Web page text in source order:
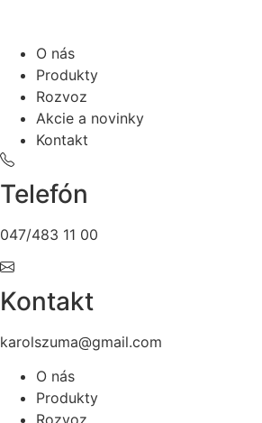
O nás
Produkty
Rozvoz
Akcie a novinky
Kontakt
Telefón
047/483 11 00
Kontakt
karolszuma@gmail.com
O nás
Produkty